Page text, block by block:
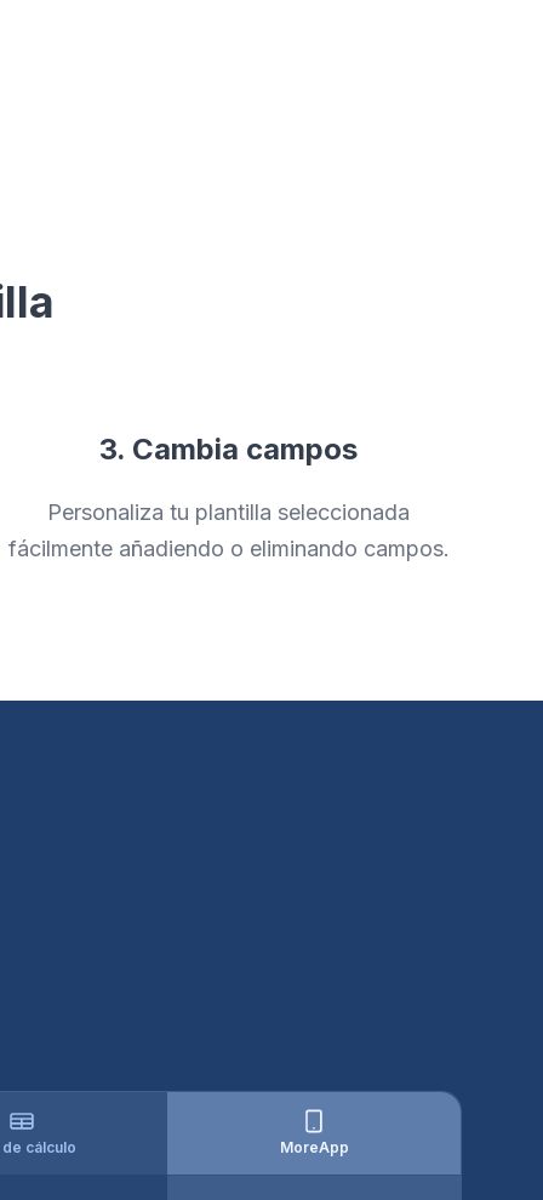
3. Cambia campos
Personaliza tu plantilla seleccionada
fácilmente añadiendo o eliminando campos.
cálculo MoreApp